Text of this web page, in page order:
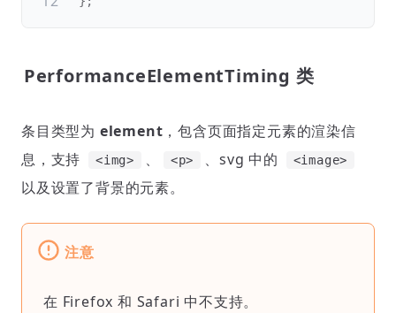
PerformanceElementTiming 类
条目类型为 element ，包含页面指定元素的渲染信
息，支持
<img> 、 <p> 、svg 中的 <image>
以及设置了背景的元素。
注意
在 Firefox 和 Safari 中不支持。